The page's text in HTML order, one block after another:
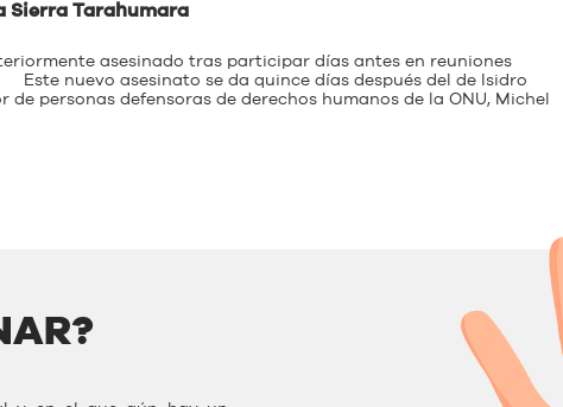
Sierra Tarahumara
asesinado tras participar días antes en reuniones
nuevo asesinato se da quince días después del de Isidro
personas defensoras de derechos humanos de la ONU, Michel